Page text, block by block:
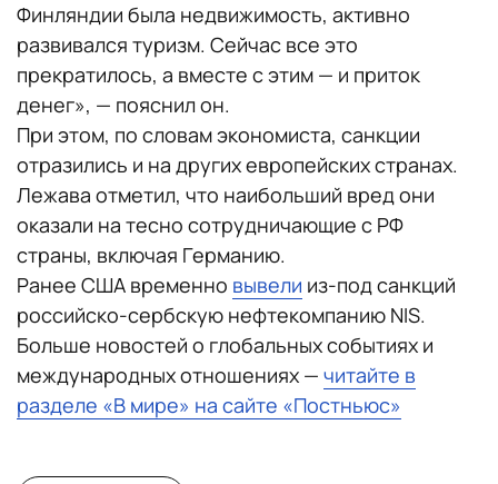
Финляндии была недвижимость, активно
развивался туризм. Сейчас все это
прекратилось, а вместе с этим — и приток
денег», — пояснил он.
При этом, по словам экономиста, санкции
отразились и на других европейских странах.
Лежава отметил, что наибольший вред они
оказали на тесно сотрудничающие с РФ
страны, включая Германию.
Ранее США временно вывели из-под санкций
российско-сербскую нефтекомпанию NIS.
Больше новостей о глобальных событиях и
международных отношениях — читайте в
разделе «В мире» на сайте «Постньюс»